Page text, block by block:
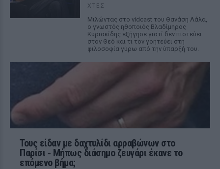
ΧΤΕΣ
Μιλώντας στο vidcast του Θανάση Λάλα,
ο γνωστός ηθοποιός Βλαδίμηρος
Κυριακίδης εξήγησε γιατί δεν πιστεύει
στον Θεό και τι τον γοητεύει στη
φιλοσοφία γύρω από την ύπαρξή του.
Τους είδαν με δαχτυλίδι αρραβώνων στο
Παρίσι ‑ Μήπως διάσημο ζευγάρι έκανε το
επόμενο βήμα;